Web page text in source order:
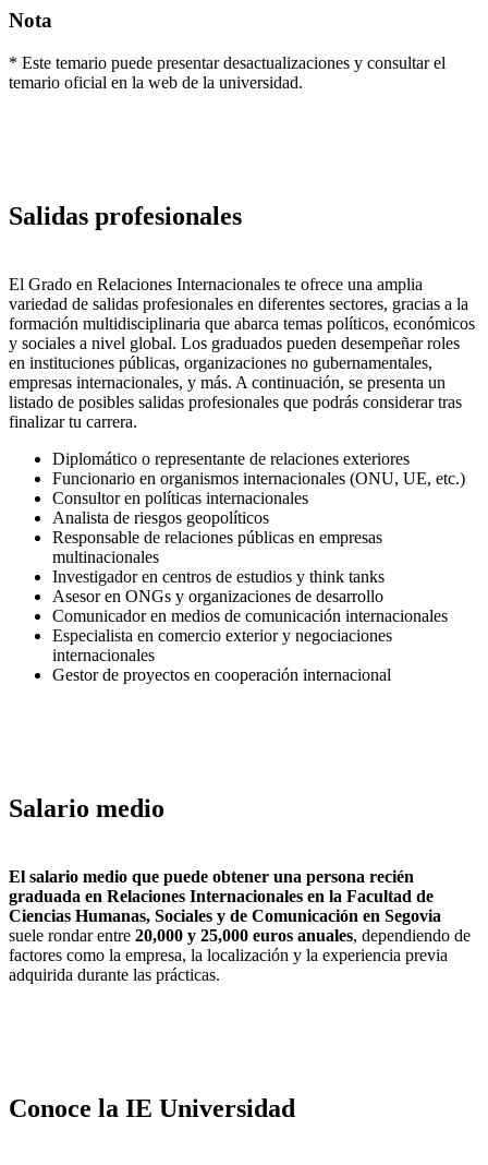
Nota
* Este temario puede presentar desactualizaciones y consultar el
temario oficial en la web de la universidad.
Salidas profesionales
El Grado en Relaciones Internacionales te ofrece una amplia
variedad de salidas profesionales en diferentes sectores, gracias a la
formación multidisciplinaria que abarca temas políticos, económicos
y sociales a nivel global. Los graduados pueden desempeñar roles
en instituciones públicas, organizaciones no gubernamentales,
empresas internacionales, y más. A continuación, se presenta un
listado de posibles salidas profesionales que podrás considerar tras
finalizar tu carrera.
Diplomático o representante de relaciones exteriores
Funcionario en organismos internacionales (ONU, UE, etc.)
Consultor en políticas internacionales
Analista de riesgos geopolíticos
Responsable de relaciones públicas en empresas
multinacionales
Investigador en centros de estudios y think tanks
Asesor en ONGs y organizaciones de desarrollo
Comunicador en medios de comunicación internacionales
Especialista en comercio exterior y negociaciones
internacionales
Gestor de proyectos en cooperación internacional
Salario medio
El salario medio que puede obtener una persona recién
graduada en Relaciones Internacionales en la Facultad de
Ciencias Humanas, Sociales y de Comunicación en Segovia
suele rondar entre 20,000 y 25,000 euros anuales, dependiendo de
factores como la empresa, la localización y la experiencia previa
adquirida durante las prácticas.
Conoce la IE Universidad